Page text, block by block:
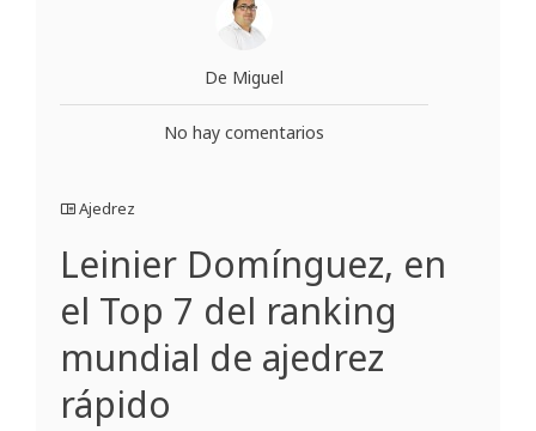
De Miguel
No hay comentarios
Ajedrez
Leinier Domínguez, en
el Top 7 del ranking
mundial de ajedrez
rápido